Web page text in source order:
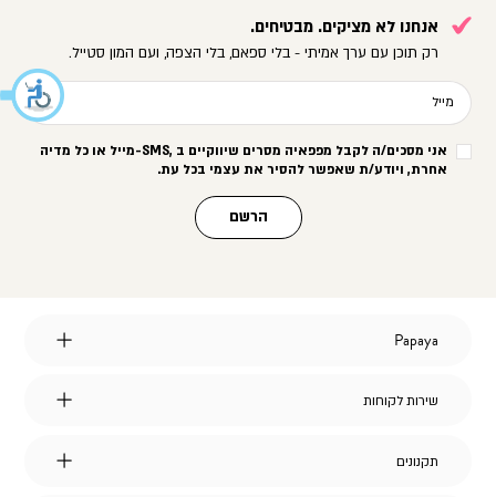
אנחנו לא מציקים. מבטיחים.
רק תוכן עם ערך אמיתי - בלי ספאם, בלי הצפה, ועם המון סטייל.
מייל
אני מסכים/ה לקבל מפפאיה מסרים שיווקיים ב -SMS,מייל או כל מדיה
אחרת, ויודע/ת שאפשר להסיר את עצמי בכל עת.
הרשם
Papaya
Papaya
הצהרת נגישות
שירות
שירות לקוחות
משלוחים
תקנונים
תקנונים